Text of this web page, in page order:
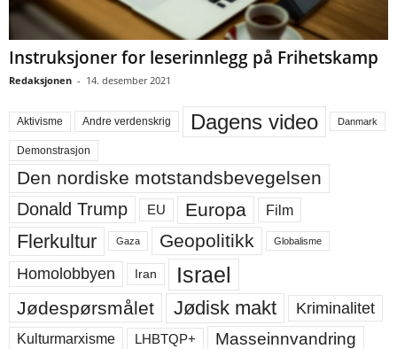
Instruksjoner for leserinnlegg på Frihetskamp
Redaksjonen - 14. desember 2021
Aktivisme Andre verdenskrig Dagens video Danmark
Demonstrasjon
Den nordiske motstandsbevegelsen
Donald Trump EU Europa Film
Flerkultur Gaza Geopolitikk Globalisme
Homolobbyen Iran Israel
Jødespørsmålet Jødisk makt Kriminalitet
Kulturmarxisme LHBTQP+ Masseinnvandring